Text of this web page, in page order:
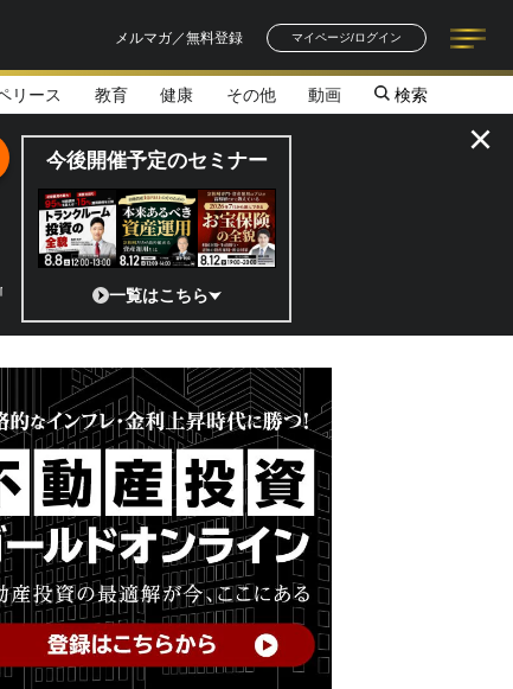
メルマガ／無料登録
マイページ/ログイン
記事一覧
著者一覧
リース 教育 健康 その他 動画 検索
の宇宙ベンチャーのココがスゴイ！／補助金から実需へ、知られ
今後開催予定のセミナー
一覧はこちら
×